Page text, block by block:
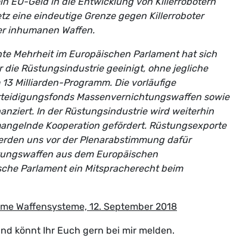
eine eindeutige Grenze gegen Killerroboter
inhumanen Waffen.
Mehrheit im Europäischen Parlament hat sich
Rüstungsindustrie geeinigt, ohne jegliche
Milliarden-Programm. Die vorläufige
Massenvernichtungswaffen sowie
In der Rüstungsindustrie wird weiterhin
Kooperation gefördert. Rüstungsexporte
uns vor der Plenarabstimmung dafür
aus dem Europäischen
Parlament ein Mitspracherecht beim
Waffensysteme, 12. September 2018
könnt Ihr Euch gern bei mir melden.